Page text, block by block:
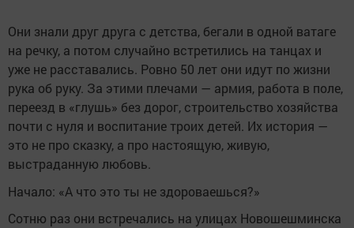
Они знали друг друга с детства, бегали в одной ватаге
на речку, а потом случайно встретились на танцах и
уже не расставались. Ровно 50 лет они идут по жизни
рука об руку. За этими плечами — армия, работа в поле,
переезд в «глушь» без дорог, строительство хозяйства
почти с нуля и воспитание троих детей. Их история —
это не про сказку, а про настоящую, живую,
выстраданную любовь.
Начало: «А что это ты не здороваешься?»
Сотню раз они встречались на улицах Новошешминска